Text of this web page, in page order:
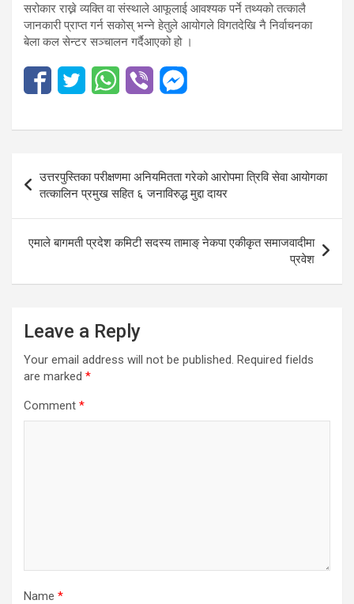
सरोकार राख्ने व्यक्ति वा संस्थाले आफूलाई आवश्यक पर्ने तथ्यको तत्कालै
जानकारी प्राप्त गर्न सकोस् भन्ने हेतुले आयोगले विगतदेखि नै निर्वाचनका
बेला कल सेन्टर सञ्चालन गर्दैआएको हो ।
navigation
उत्तरपुस्तिका परीक्षणमा अनियमितता गरेको आरोपमा त्रिवि सेवा आयोगका
तत्कालिन प्रमुख सहित ६ जनाविरुद्ध मुद्दा दायर
एमाले बागमती प्रदेश कमिटी सदस्य तामाङ् नेकपा एकीकृत समाजवादीमा
प्रवेश
Leave a Reply
Your email address will not be published. Required fields
are marked *
Comment *
Name *